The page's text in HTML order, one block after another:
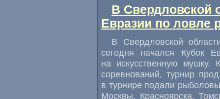
В Свердловской
Евразии по
В Свердловской
сегодня начался Кубок
на искусственную
соревнований, турнир
в турнире подали
Москвы, Красноярска,